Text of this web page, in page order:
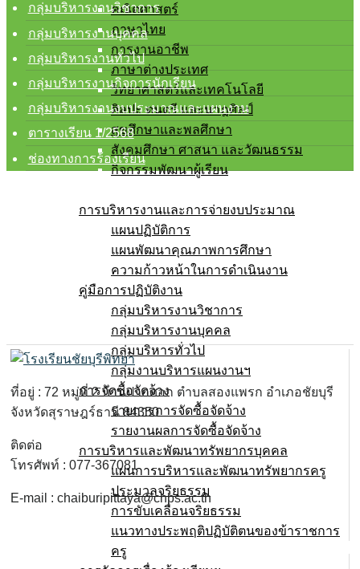
คณิตศาสตร์
ภาษาไทย
การงานอาชีพ
ภาษาต่างประเทศ
วิทยาศาสตร์และเทคโนโลยี
ศิลปะ ดนตรี และนาฎศิลป์
สุขศึกษาและพลศึกษา
สังคมศึกษา ศาสนา และวัฒนธรรม
กิจกรรมพัฒนาผู้เรียน
การบริหารงานและการจ่ายงบประมาณ
แผนปฏิบัติการ
แผนพัฒนาคุณภาพการศึกษา
ความก้าวหน้าในการดำเนินงาน
คู่มือการปฏิบัติงาน
กลุ่มบริหารงานวิชาการ
กลุ่มบริหารงานบุคคล
กลุ่มบริหารทั่วไป
กลุ่มงานบริหารแผนงานฯ
การจัดซื้อจัดจ้าง
รายการการจัดซื้อจัดจ้าง
รายงานผลการจัดซื้อจัดจ้าง
การบริหารและพัฒนาทรัพยากรบุคคล
แผนการบริหารและพัฒนาทรัพยากรครู
ประมวลจริยธรรม
การขับเคลื่อนจริยธรรม
แนวทางประพฤติปฏิบัติตนของข้าราชการ
ครู
กลุ่มบริหารงานวิชาการ
กลุ่มบริหารงานบุคคล
กลุ่มบริหารงานทั่วไป
กลุ่มบริหารงานกิจการนักเรียน
กลุ่มบริหารงานงบประมาณและแผนงาน
ตารางเรียน 1/2568
ช่องทางการร้องเรียน
ที่อยู่ : 72 หมู่ที่ 2 บ้านปากศอก ตำบลสองแพรก อำเภอชัยบุรี
จังหวัดสุราษฎร์ธานี 84350
ติดต่อ
โทรศัพท์ : 077-367081
E-mail : chaiburipittaya@chps.ac.th